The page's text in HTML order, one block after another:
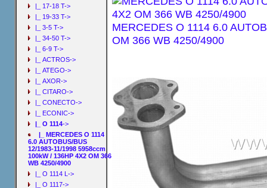
|_ 17-18 T->
|_ 19-33 T->
|_ 3-5 T->
|_ 34-50 T->
|_ 6-9 T->
|_ ACTROS->
|_ ATEGO->
|_ AXOR->
|_ CITARO->
|_ CONECTO->
|_ ECONIC->
|_ O 1114->
|_ MERCEDES O 1114
6.0 AUTOBUS/BUS
12/1983-11/1998 5958ccm
100kW / 136HP 4X2 OM 366
WB 4250/4900
|_ O 1114 L->
|_ O 1117->
MERCEDES O 1114 6.0
OM 366 WB 4250/4900